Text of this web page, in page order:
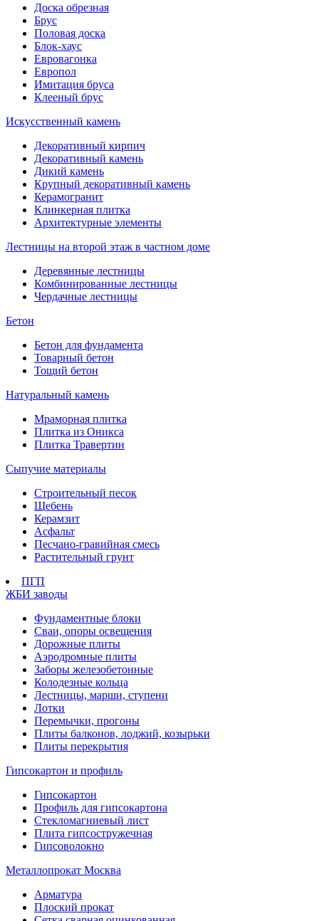
Доска обрезная
Брус
Половая доска
Блок-хаус
Евровагонка
Европол
Имитация бруса
Клееный брус
Искусственный камень
Декоративный кирпич
Декоративный камень
Дикий камень
Крупный декоративный камень
Керамогранит
Клинкерная плитка
Архитектурные элементы
Лестницы на второй этаж в частном доме
Деревянные лестницы
Комбинированные лестницы
Чердачные лестницы
Бетон
Бетон для фундамента
Товарный бетон
Тощий бетон
Натуральный камень
Мраморная плитка
Плитка из Оникса
Плитка Травертин
Сыпучие материалы
Строительный песок
Щебень
Керамзит
Асфальт
Песчано-гравийная смесь
Растительный грунт
ПГП
ЖБИ заводы
Фундаментные блоки
Сваи, опоры освещения
Дорожные плиты
Аэродромные плиты
Заборы железобетонные
Колодезные кольца
Лестницы, марши, ступени
Лотки
Перемычки, прогоны
Плиты балконов, лоджий, козырьки
Плиты перекрытия
Гипсокартон и профиль
Гипсокартон
Профиль для гипсокартона
Стекломагниевый лист
Плита гипсостружечная
Гипсоволокно
Металлопрокат Москва
Арматура
Плоский прокат